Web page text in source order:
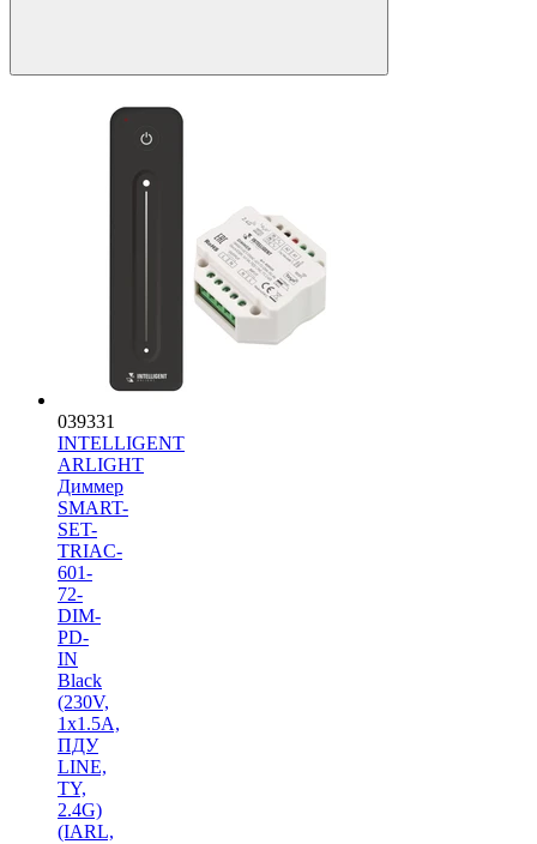
039331
INTELLIGENT
ARLIGHT
Диммер
SMART-
SET-
TRIAC-
601-
72-
DIM-
PD-
IN
Black
(230V,
1x1.5A,
ПДУ
LINE,
TY,
2.4G)
(IARL,